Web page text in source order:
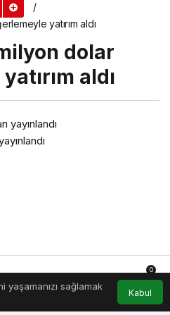
yatırım aldı
dolar
aldı
yayınlandı
yaşamanızı sağlamak
Kabul
Hesabım Bildirimler
0